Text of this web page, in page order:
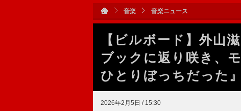
音楽 音楽ニュース
【ビルボード】外山
ブックに返り咲き、
ひとりぼっちだった
2026年2月5日 / 15:30